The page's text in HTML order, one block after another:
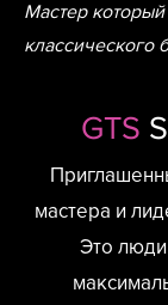
Мастер
классического
GTS
мастера и
Это